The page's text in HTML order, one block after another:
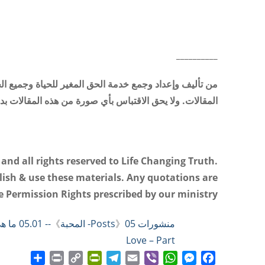
من تأليف وإعداد وجمع خدمة الحق المغير للحياة
المقالات. ولا يحق الاقتباس بأي صورة من هذه
all rights reserved to Life Changing Truth.
& use these materials. Any quotations are
Rights prescribed by our ministry
منشورات Posts 》05- المحبة 》 -- 05.01 ما هي المحبة
Love – Part